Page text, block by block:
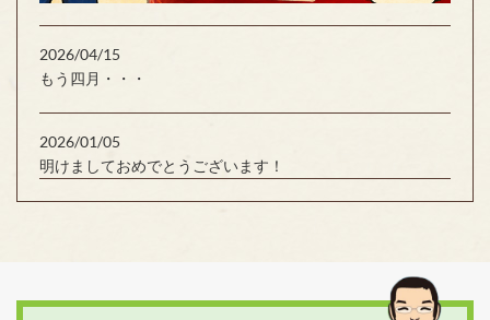
2026/04/15
もう四月・・・
2026/01/05
明けましておめでとうございます！